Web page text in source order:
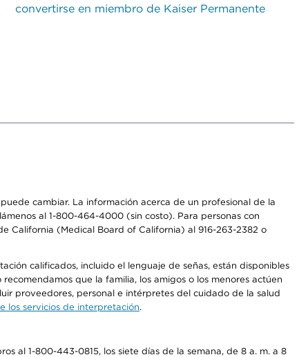
convertirse en miembro de Kaiser Permanente
cambiar. La información acerca de un profesional de la
al 1-800-464-4000 (sin costo). Para personas con
California (Medical Board of California) al 916-263-2382 o
calificados, incluido el lenguaje de señas, están disponibles
que la familia, los amigos o los menores actúen
proveedores, personal e intérpretes del cuidado de la salud
los servicios de interpretación.
al 1-800-443-0815, los siete días de la semana, de 8 a. m. a 8